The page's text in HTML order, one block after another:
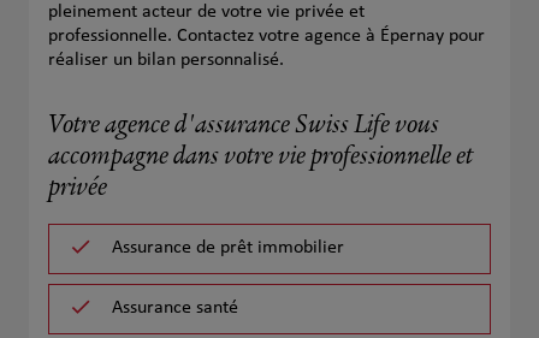
pleinement acteur de votre vie privée et
professionnelle. Contactez votre agence à Épernay pour
réaliser un bilan personnalisé.
Votre agence d'assurance Swiss Life vous
accompagne dans votre vie professionnelle et
privée
Assurance de prêt immobilier
Assurance santé